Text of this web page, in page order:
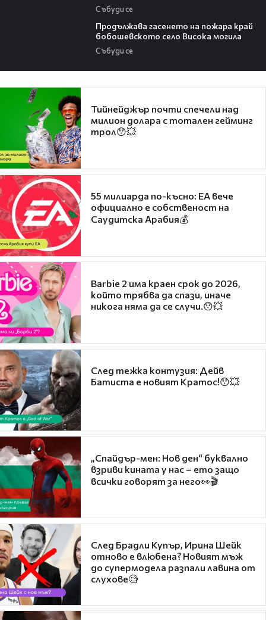
Събуди се
Продължава гасенето на пожара край
бобошевското село Висока могила
Събуди се
Тийнейджър почти спечели над
милион долара с тотален гейминг
трол😯💥
55 милиарда по-късно: EA вече
официално е собственост на
Саудитска Арабия💰
Barbie 2 има краен срок до 2026,
който трябва да спази, иначе
никога няма да се случи.😯💥
След тежка контузия: Дейв
Батиста е новият Кратос!😯💥
„Спайдър-мен: Нов ден“ буквално
взриви кината у нас – ето защо
всички говорят за него👀🎬
След Брадли Купър, Ирина Шейк
отново е влюбена? Новият мъж
до супермодела разпали лавина от
слухове🧐